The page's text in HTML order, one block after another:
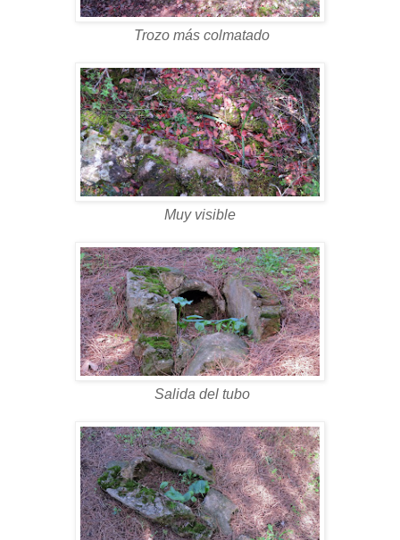
Trozo más colmatado
Muy visible
Salida del tubo